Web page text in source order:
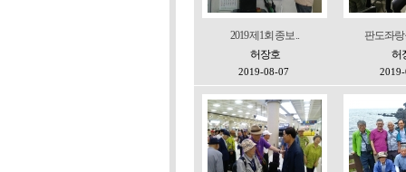
2019 제1회 종보 ..
허장호
2019-08-07
판도좌
허